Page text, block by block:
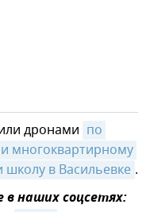
дронами по
многоквартирному
школу в Васильевке .
наших соцсетях: